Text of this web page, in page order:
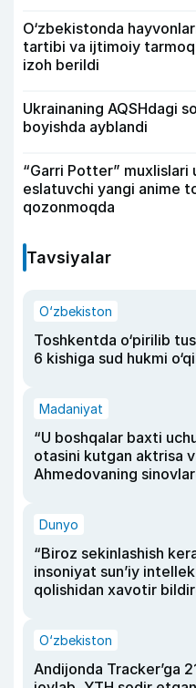
O‘zbekistonda
tartibi va ijtimoiy
izoh berildi
Ukrainaning AQSHdagi
boyishda ayblandi
“Garri Potter” muxlislari
eslatuvchi yangi anime
qozonmoqda
Tavsiyalar
O‘zbekiston
Toshkentda o‘pirilib
6 kishiga sud hukmi
Madaniyat
“U boshqalar baxti
otasini kutgan aktrisa
Ahmedovaning
Dunyo
“Biroz sekinlashish
insoniyat sun’iy
qolishidan xavotir
O‘zbekiston
Andijonda Tracker’ga